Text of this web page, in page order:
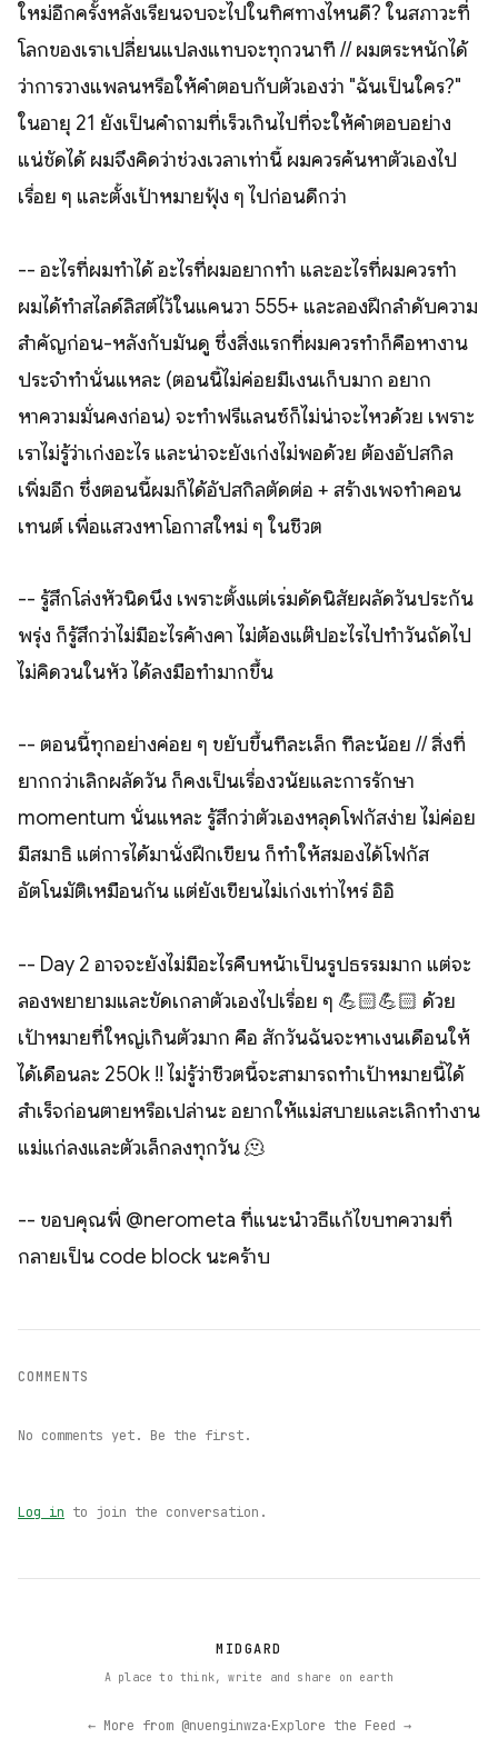
ใหม่อีกครั้งหลังเรียนจบจะไปในทิศทางไหนดี? ในสภาวะที่
โลกของเราเปลี่ยนแปลงแทบจะทุกวินาที // ผมตระหนักได้
ว่าการวางแพลนหรือให้คำตอบกับตัวเองว่า "ฉันเป็นใคร?"
ในอายุ 21 ยังเป็นคำถามที่เร็วเกินไปที่จะให้คำตอบอย่าง
แน่ชัดได้ ผมจึงคิดว่าช่วงเวลาเท่านี้ ผมควรค้นหาตัวเองไป
เรื่อย ๆ และตั้งเป้าหมายฟุ้ง ๆ ไปก่อนดีกว่า
-- อะไรที่ผมทำได้ อะไรที่ผมอยากทำ และอะไรที่ผมควรทำ
ผมได้ทำสไลด์ลิสต์ไว้ในแคนวา 555+ และลองฝึกลำดับความ
สำคัญก่อน-หลังกับมันดู ซึ่งสิ่งแรกที่ผมควรทำก็คือหางาน
ประจำทำนั่นแหละ (ตอนนี้ไม่ค่อยมีเงินเก็บมาก อยาก
หาความมั่นคงก่อน) จะทำฟรีแลนซ์ก็ไม่น่าจะไหวด้วย เพราะ
เราไม่รู้ว่าเก่งอะไร และน่าจะยังเก่งไม่พอด้วย ต้องอัปสกิล
เพิ่มอีก ซึ่งตอนนี้ผมก็ได้อัปสกิลตัดต่อ + สร้างเพจทำคอน
เทนต์ เพื่อแสวงหาโอกาสใหม่ ๆ ในชีวิต
-- รู้สึกโล่งหัวนิดนึง เพราะตั้งแต่เริ่มดัดนิสัยผลัดวันประกัน
พรุ่ง ก็รู้สึกว่าไม่มีอะไรค้างคา ไม่ต้องแต๊ปอะไรไปทำวันถัดไป
ไม่คิดวนในหัว ได้ลงมือทำมากขึ้น
-- ตอนนี้ทุกอย่างค่อย ๆ ขยับขึ้นทีละเล็ก ทีละน้อย // สิ่งที่
ยากกว่าเลิกผลัดวัน ก็คงเป็นเรื่องวินัยและการรักษา
momentum นั่นแหละ รู้สึกว่าตัวเองหลุดโฟกัสง่าย ไม่ค่อย
มีสมาธิ แต่การได้มานั่งฝึกเขียน ก็ทำให้สมองได้โฟกัส
อัตโนมัติเหมือนกัน แต่ยังเขียนไม่เก่งเท่าไหร่ อิอิ
-- Day 2 อาจจะยังไม่มีอะไรคืบหน้าเป็นรูปธรรมมาก แต่จะ
ลองพยายามและขัดเกลาตัวเองไปเรื่อย ๆ 💪🏻💪🏻 ด้วย
เป้าหมายที่ใหญ่เกินตัวมาก คือ สักวันฉันจะหาเงินเดือนให้
ได้เดือนละ 250k !! ไม่รู้ว่าชีวิตนี้จะสามารถทำเป้าหมายนี้ได้
สำเร็จก่อนตายหรือเปล่านะ อยากให้แม่สบายและเลิกทำงาน
แม่แก่ลงและตัวเล็กลงทุกวัน 🫠
-- ขอบคุณพี่ @nerometa ที่แนะนำวิธีแก้ไขบทความที่
กลายเป็น code block นะคร้าบ
COMMENTS
No comments yet. Be the first.
Log in to join the conversation.
MIDGARD
A place to think, write and share on earth
← More from @nuenginwza·Explore the Feed →